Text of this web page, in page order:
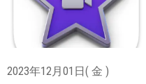
2023年12月01日( 金 )